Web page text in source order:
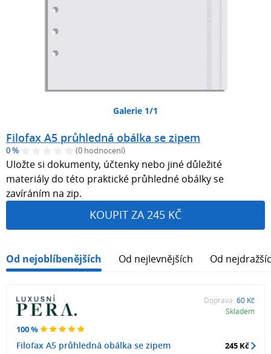
Galerie 1/1
Filofax A5 průhledná obálka se zipem
0 % (0 hodnocení)
Uložte si dokumenty, účtenky nebo jiné důležité
materiály do této praktické průhledné obálky se
zavíráním na zip.
KOUPIT ZA 245 KČ
Od nejoblíbenějších Od nejlevnějších Od
100 %
Filofax A5 průhledná obálka se zipem
Doprava: 60 Kč
Skladem
245 Kč